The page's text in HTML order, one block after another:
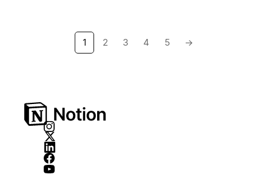
1 2 3 4 5 →